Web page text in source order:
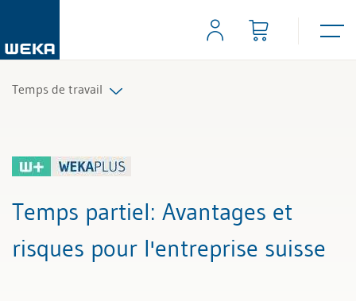
Temps de travail
Tous les experts
Temps partiel: Avantages et
risques pour l'entreprise suisse